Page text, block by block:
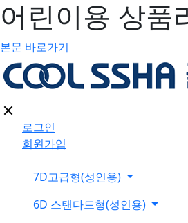
어린이용 상품
본문 바로가기
로그인
회원가입
7D고급형(성인용)
6D 스탠다드형(성인용)